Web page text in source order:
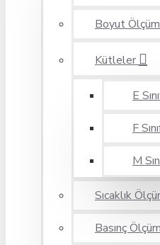
Boyut
Kütleler
E
F
M
Sıcaklık
Basınç